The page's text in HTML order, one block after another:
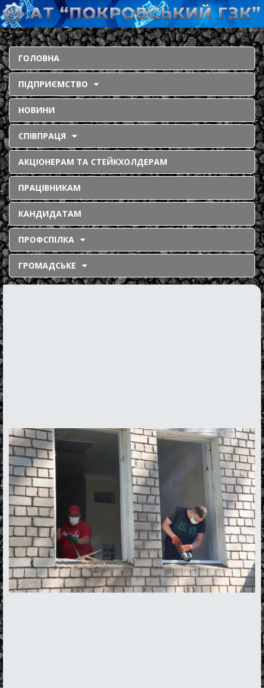
ГОЛОВНА
ПІДПРИЄМСТВО
НОВИНИ
СПІВПРАЦЯ
АКЦІОНЕРАМ ТА СТЕЙКХОЛДЕРАМ
ПРАЦІВНИКАМ
КАНДИДАТАМ
ПРОФСПІЛКА
ГРОМАДСЬКЕ